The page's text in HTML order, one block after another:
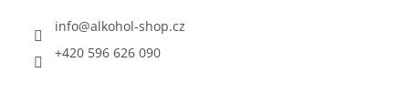
info@alkohol-shop.cz
+420 596 626 090